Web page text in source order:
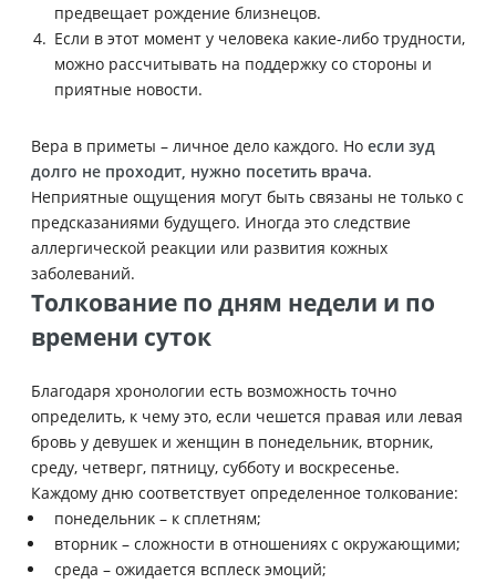
предвещает рождение близнецов.
Если в этот момент у человека какие-либо трудности,
можно рассчитывать на поддержку со стороны и
приятные новости.
Вера в приметы – личное дело каждого. Но если зуд
долго не проходит, нужно посетить врача.
Неприятные ощущения могут быть связаны не только с
предсказаниями будущего. Иногда это следствие
аллергической реакции или развития кожных
заболеваний.
Толкование по дням недели и по
времени суток
Благодаря хронологии есть возможность точно
определить, к чему это, если чешется правая или левая
бровь у девушек и женщин в понедельник, вторник,
среду, четверг, пятницу, субботу и воскресенье.
Каждому дню соответствует определенное толкование:
понедельник – к сплетням;
вторник – сложности в отношениях с окружающими;
среда – ожидается всплеск эмоций;